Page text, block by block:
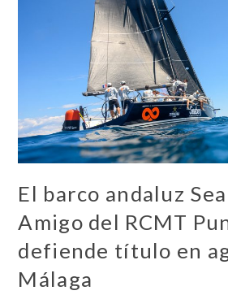
El barco andaluz
Amigo del RCMT
defiende título en
Málaga